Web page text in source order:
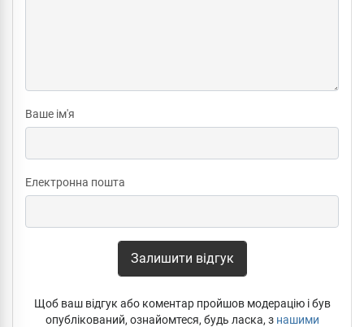
Ваше ім'я
Електронна пошта
Залишити відгук
Щоб ваш відгук або коментар пройшов модерацію і був
опублікований, ознайомтеся, будь ласка, з нашими